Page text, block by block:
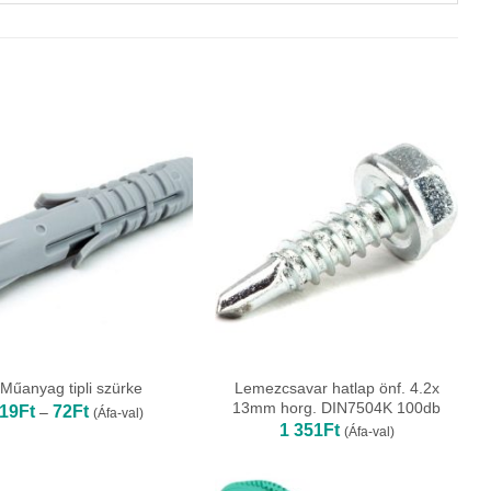
Műanyag tipli szürke
19Ft – 72FtÁrtartomány:
19Ft
(Áfa-val)
Lemezcsavar hatlap önf. 4.2x
13mm horg. DIN7504K 100db
1 351Ft (Áfa-val)